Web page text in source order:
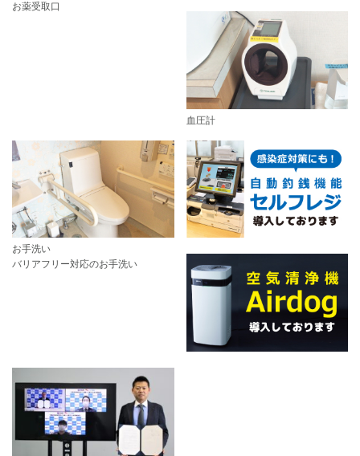
お薬受取口
血圧計
お手洗い
バリアフリー対応のお手洗い